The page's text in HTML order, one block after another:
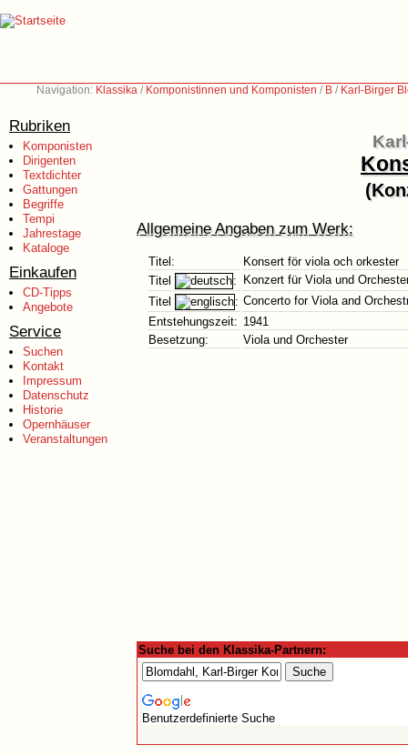
Navigation: Klassika / Komponistinnen und Komponisten / B / Karl-Birger
Rubriken
Komponisten
Dirigenten
Textdichter
Gattungen
Begriffe
Tempi
Jahrestage
Kataloge
Einkaufen
CD-Tipps
Angebote
Service
Suchen
Kontakt
Impressum
Datenschutz
Historie
Opernhäuser
Veranstaltungen
Allgemeine Angaben zum Werk:
Titel:
Konsert för viola och orkester
Titel
:
Konzert für Viola und
Titel
: Concerto for Viola and
Entstehungszeit: 1941
Besetzung:
Viola und Orchester
Suche bei den Klassika-Partnern:
Benutzerdefinierte Suche